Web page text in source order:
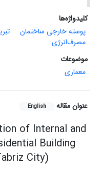
کلیدواژه‌ها
پوسته خارجی ساختمان
مصرف‌انرژی
موضوعات
معماری
عنوان مقاله English
of Internal and
Building
City)